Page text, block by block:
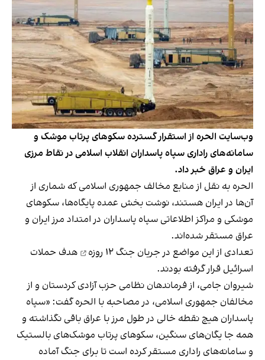
وب‌سایت الحره از استقرار گسترده سکوهای پرتاب موشک و
سامانه‌های راداری سپاه پاسداران انقلاب اسلامی در نقاط مرزی
ایران و عراق خبر داد.
الحره به نقل از منابع مخالف جمهوری اسلامی که شماری از
آن‌ها در ایران هستند، نوشت بخش عمده پایگاه‌ها، سکوهای
موشکی و مراکز اطلاعاتی سپاه پاسداران در امتداد مرز ایران و
عراق مستقر شده‌اند.
تعدادی از این مواضع در جریان جنگ ۱۲ روزه
هدف حملات
اسرائیل قرار گرفته بودند.
شیروان جامی، از فرماندهان نظامی حزب آزادی کردستان و از
مخالفان جمهوری اسلامی، در مصاحبه با الحره گفت: «سپاه
پاسداران هیچ نقطه خالی در طول مرز با عراق باقی نگذاشته و
همه جا یگان‌های سنگین، سکوهای پرتاب موشک‌های بالستیک
و سامانه‌های راداری مستقر کرده است تا برای جنگ آماده